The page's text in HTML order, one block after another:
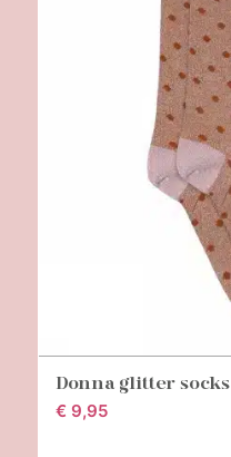
Donna glitter socks
€ 9,95